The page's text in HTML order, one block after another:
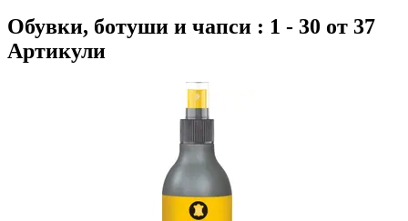
Обувки, ботуши и чапси : 1 - 30 от 37
Артикули